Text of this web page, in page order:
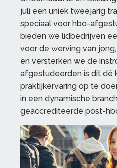
juli een uniek tweejarig
speciaal voor hbo-
bieden we lidbedrijven
voor de werving van
én versterken we de
afgestudeerden is dit dé
praktijkervaring op te
in een dynamische
geaccrediteerde post-